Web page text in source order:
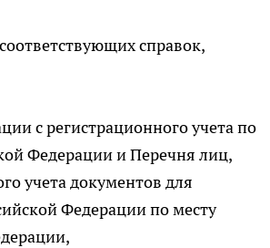
справок,
с регистрационного учета по
Федерации и Перечня лиц,
учета документов для
Федерации по месту